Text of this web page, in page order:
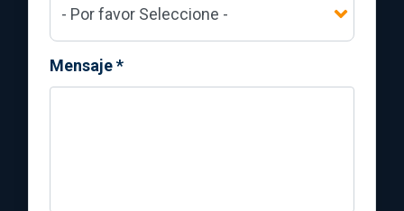
Mensaje*